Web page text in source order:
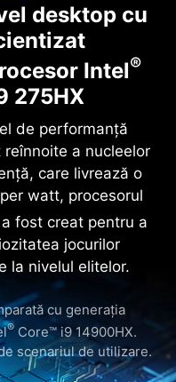
desktop cu
Intel®
275HX
de performanță
a nucleelor
care livrează o
watt, procesorul
fost creat pentru a
jocurilor
la nivelul elitelor.
cu generația
® Core™ i9 14900HX.
scenariul de utilizare.